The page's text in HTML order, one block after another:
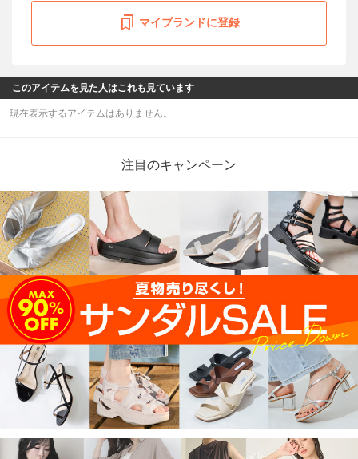
マイブランドに登録
このアイテムを見た人はこれも見ています
現在表示するアイテムはありません。
注目のキャンペーン